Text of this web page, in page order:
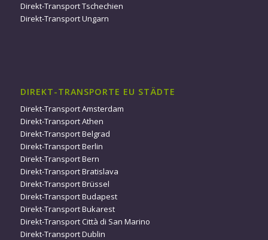
Direkt-Transport Tschechien
Direkt-Transport Ungarn
DIREKT-TRANSPORTE EU STÄDTE
Direkt-Transport Amsterdam
Direkt-Transport Athen
Direkt-Transport Belgrad
Direkt-Transport Berlin
Direkt-Transport Bern
Direkt-Transport Bratislava
Direkt-Transport Brüssel
Direkt-Transport Budapest
Direkt-Transport Bukarest
Direkt-Transport Città di San Marino
Direkt-Transport Dublin